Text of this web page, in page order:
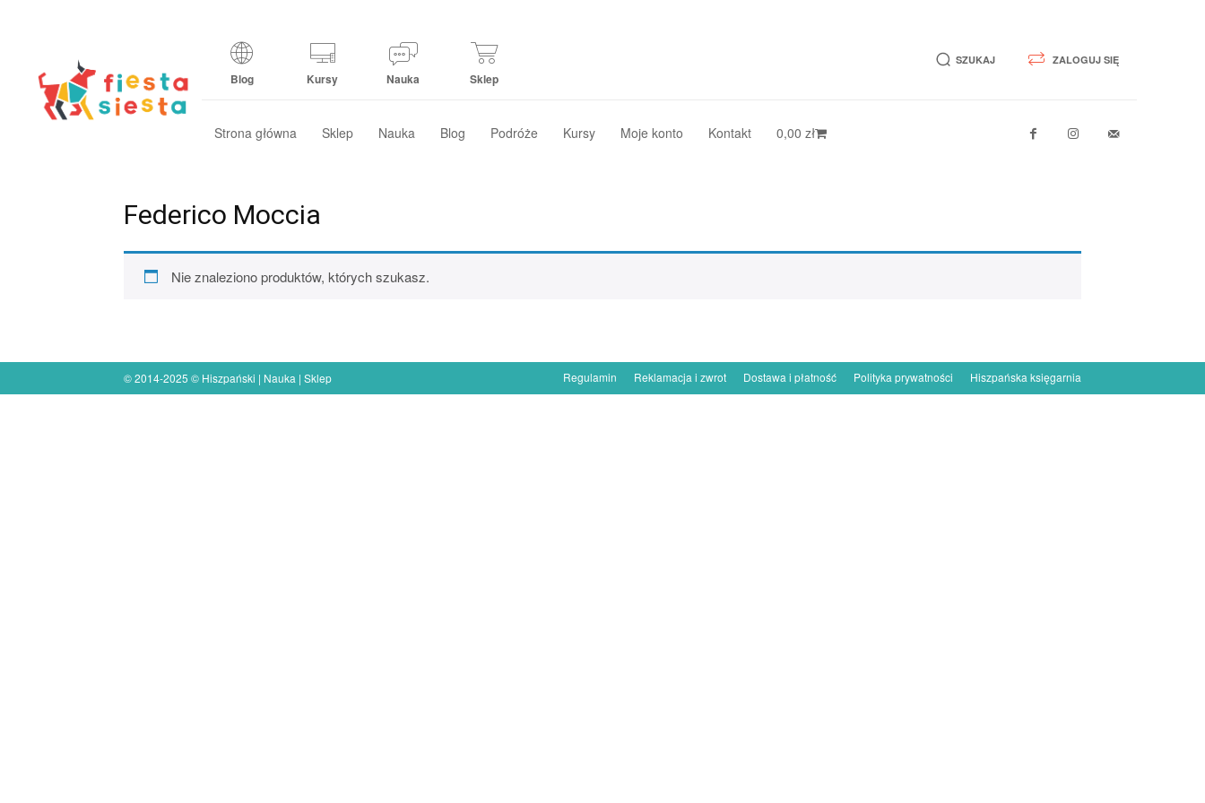
Blog Kursy Nauka Sklep
SZUKAJ ZALOGUJ SIĘ
Strona główna Sklep Nauka Blog Podróże Kursy Moje konto Kontakt 0,00 zł
Federico Moccia
Nie znaleziono produktów, których szukasz.
Regulamin Reklamacja i zwrot Dostawa i płatność Polityka prywatności Hiszpańska księgarnia
© 2014-2025 © Hiszpański | Nauka | Sklep